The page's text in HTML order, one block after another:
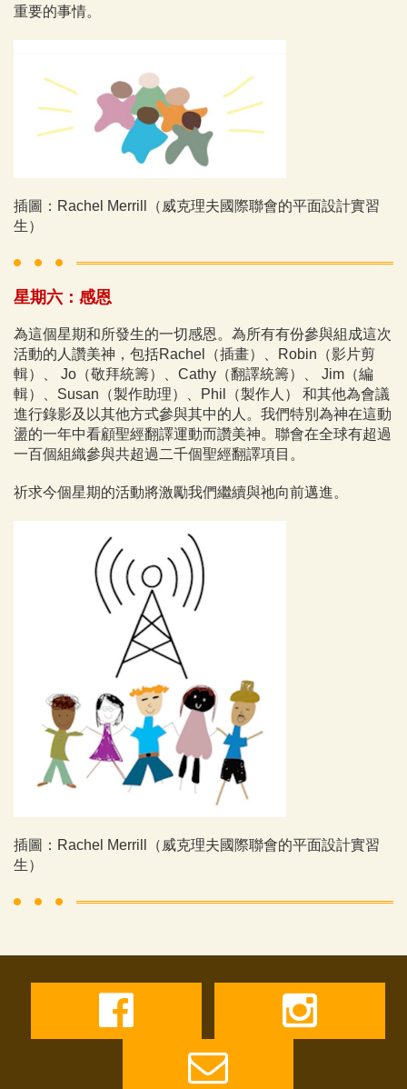
重要的事情。
插圖：Rachel Merrill（威克理夫國際聯會的平面設計實習
生）
星期六：感恩
為這個星期和所發生的一切感恩。為所有有份參與組成這次
活動的人讚美神，包括Rachel（插畫）、Robin（影片剪
輯）、 Jo（敬拜統籌）、Cathy（翻譯統籌）、 Jim（編
輯）、Susan（製作助理）、Phil（製作人） 和其他為會議
進行錄影及以其他方式參與其中的人。我們特別為神在這動
盪的一年中看顧聖經翻譯運動而讚美神。聯會在全球有超過
一百個組織參與共超過二千個聖經翻譯項目。
祈求今個星期的活動將激勵我們繼續與祂向前邁進。
插圖：Rachel Merrill（威克理夫國際聯會的平面設計實習
生）